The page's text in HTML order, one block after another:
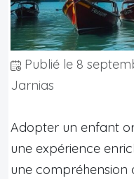
Publié le 8
Jarnias
Adopter un enfant
une expérience
une compréhension